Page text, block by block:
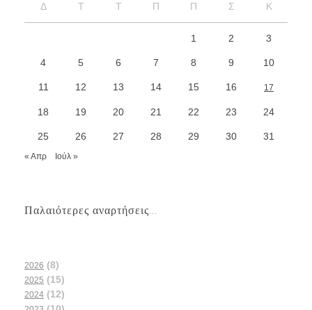
Δ Τ Τ Π Π Σ Κ
1 2 3
4 5 6 7 8 9 10
11 12 13 14 15 16 17
18 19 20 21 22 23 24
25 26 27 28 29 30 31
« Απρ Ιούλ »
Παλαιότερες αναρτήσεις...
2026 (8)
2025 (15)
2024 (12)